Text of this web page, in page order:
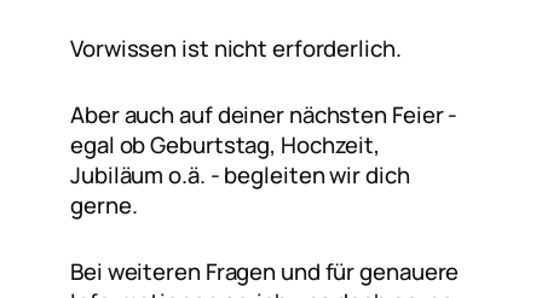
Vorwissen ist nicht erforderlich.
Aber auch auf deiner nächsten Feier -
egal ob Geburtstag, Hochzeit,
Jubiläum o.ä. - begleiten wir dich
gerne.
Bei weiteren Fragen und für genauere